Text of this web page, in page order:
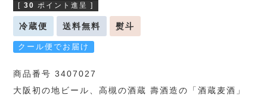
[ 30 ポイント進呈 ]
冷蔵便 送料無料 熨斗
クール便でお届け
商品番号 3407027
大阪初の地ビール、高槻の酒蔵 壽酒造の「酒蔵麦酒」